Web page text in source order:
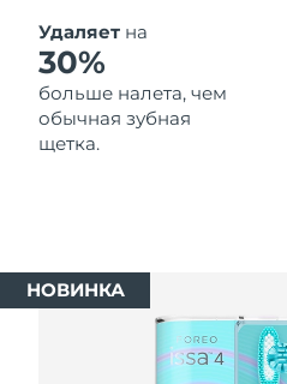
Удаляет на
30%
больше налета, чем
обычная зубная
щетка.
НОВИНКА
Великобритания
Соединенные
Штаты
Вьетнам